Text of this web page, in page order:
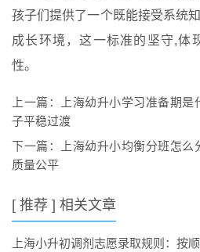
孩子们提供了一个既能接受系统
成长环境，这一标准的坚守,体
性。
上一篇：
上海幼升小学习准备期
子平稳过渡
下一篇：
上海幼升小均衡分班怎
质量公平
[ 推荐 ] 相关文章